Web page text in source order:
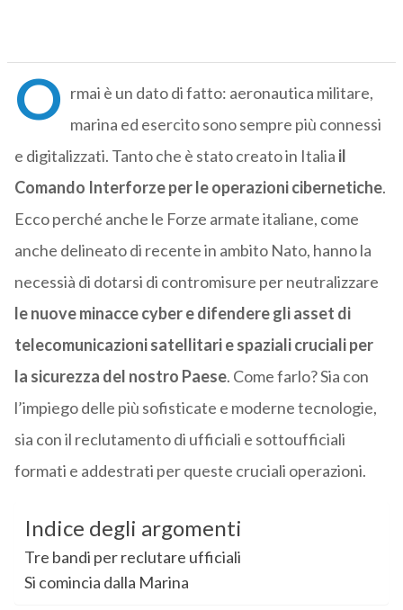
O rmai è un dato di fatto: aeronautica militare,
marina ed esercito sono sempre più connessi
e digitalizzati. Tanto che è stato creato in Italia il
Comando Interforze per le operazioni cibernetiche.
Ecco perché anche le Forze armate italiane, come
anche delineato di recente in ambito Nato, hanno la
necessià di dotarsi di contromisure per neutralizzare
le nuove minacce cyber e difendere gli asset di
telecomunicazioni satellitari e spaziali cruciali per
la sicurezza del nostro Paese. Come farlo? Sia con
l’impiego delle più sofisticate e moderne tecnologie,
sia con il reclutamento di ufficiali e sottoufficiali
formati e addestrati per queste cruciali operazioni.
Indice degli argomenti
Tre bandi per reclutare ufficiali
Si comincia dalla Marina